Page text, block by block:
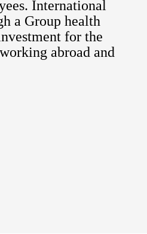
International
a Group health
for the
abroad and